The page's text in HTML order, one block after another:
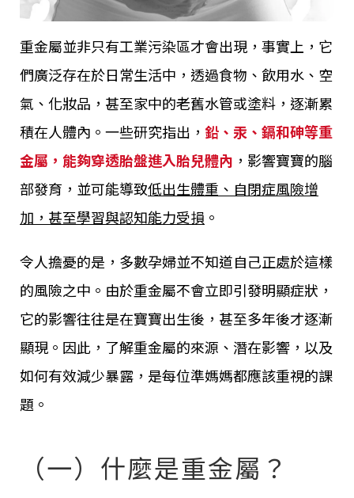
重金屬並非只有工業污染區才會出現，事實上，它
們廣泛存在於日常生活中，透過食物、飲用水、空
氣、化妝品，甚至家中的老舊水管或塗料，逐漸累
積在人體內。一些研究指出， 鉛、汞、鎘和砷等重
金屬，能夠穿透胎盤進入胎兒體內 ，影響寶寶的腦
部發育，並可能導致低出生體重、自閉症風險增
加，甚至學習與認知能力受損 。
令人擔憂的是，多數孕婦並不知道自己正處於這樣
的風險之中。由於重金屬不會立即引發明顯症狀，
它的影響往往是在寶寶出生後，甚至多年後才逐漸
顯現。因此，了解重金屬的來源、潛在影響，以及
如何有效減少暴露，是每位準媽媽都應該重視的課
題。
（一）什麼是重金屬？